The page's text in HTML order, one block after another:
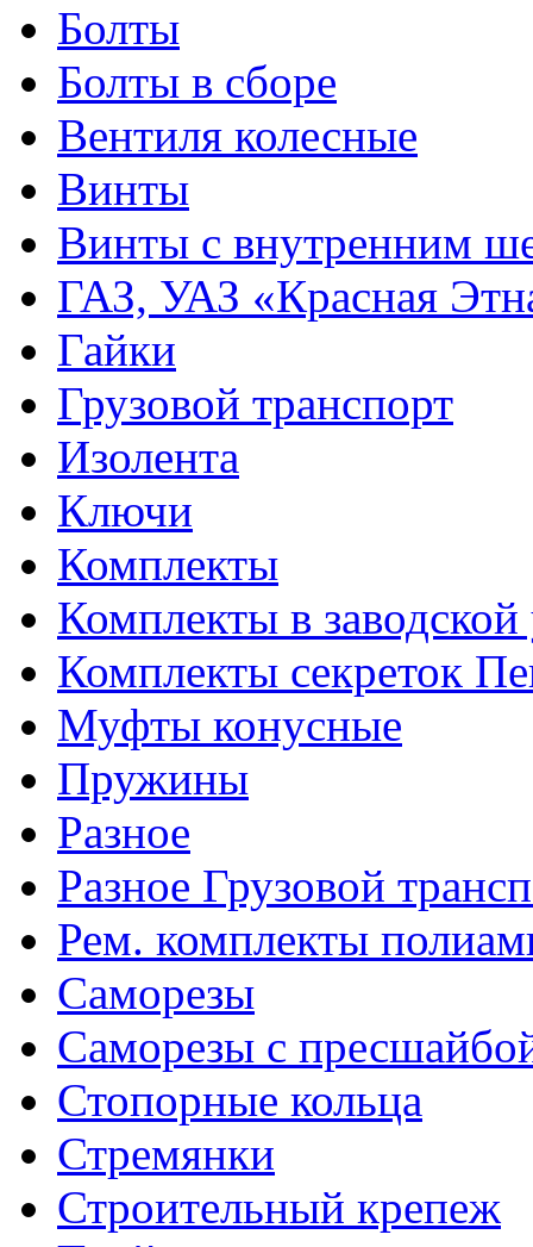
Болты
Болты в сборе
Вентиля колесные
Винты
Винты с внутренним
ГАЗ, УАЗ «Красная
Гайки
Грузовой транспорт
Изолента
Ключи
Комплекты
Комплекты в заводской
Комплекты секреток
Муфты конусные
Пружины
Разное
Разное Грузовой
Рем. комплекты
Саморезы
Саморезы с
Стопорные кольца
Стремянки
Строительный крепеж